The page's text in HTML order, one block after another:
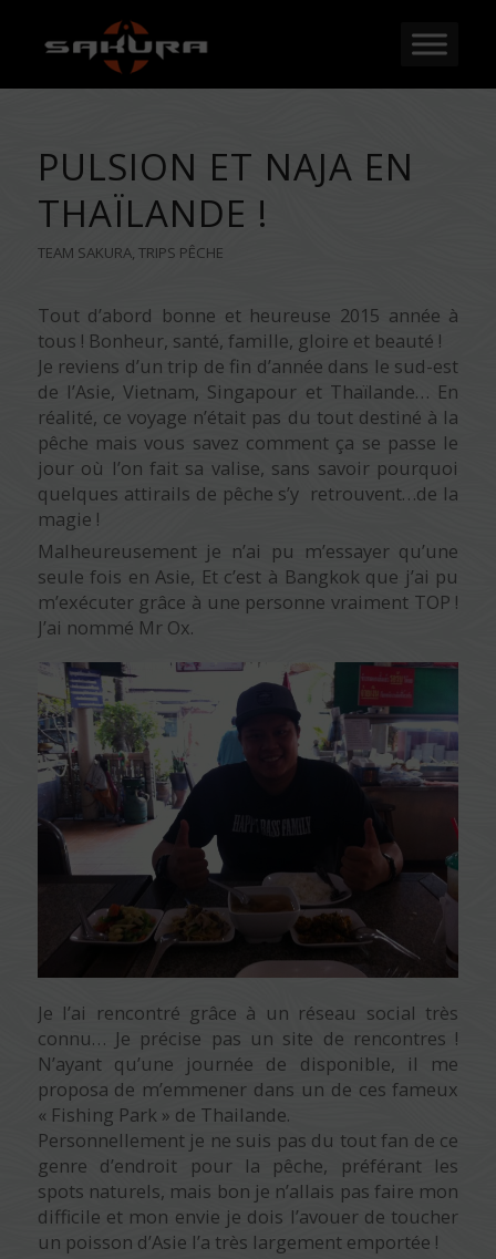
PULSION ET NAJA EN
THAÏLANDE !
TEAM SAKURA, TRIPS PÊCHE
Tout d’abord bonne et heureuse 2015 année à
tous ! Bonheur, santé, famille, gloire et beauté !
Je reviens d’un trip de fin d’année dans le sud-est
de l’Asie, Vietnam, Singapour et Thaïlande… En
réalité, ce voyage n’était pas du tout destiné à la
pêche mais vous savez comment ça se passe le
jour où l’on fait sa valise, sans savoir pourquoi
quelques attirails de pêche s’y retrouvent…de la
magie !
Malheureusement je n’ai pu m’essayer qu’une
seule fois en Asie, Et c’est à Bangkok que j’ai pu
m’exécuter grâce à une personne vraiment TOP !
J’ai nommé Mr Ox.
Je l’ai rencontré grâce à un réseau social très
connu… Je précise pas un site de rencontres !
N’ayant qu’une journée de disponible, il me
proposa de m’emmener dans un de ces fameux
« Fishing Park » de Thailande.
Personnellement je ne suis pas du tout fan de ce
genre d’endroit pour la pêche, préférant les
spots naturels, mais bon je n’allais pas faire mon
difficile et mon envie je dois l’avouer de toucher
un poisson d’Asie l’a très largement emportée !